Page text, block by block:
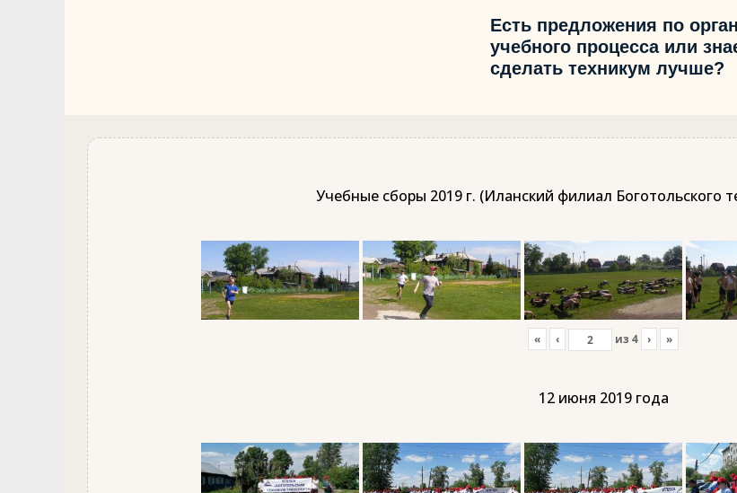
НАБОР ОБУЧАЮЩИХСЯ НА 2021-2022 УЧЕБНЫЙ ГОД
Есть предложения по
учебного процесса или
сделать техникум лучше?
Учебные сборы 2019 г. (Иланский филиал Боготольского
« ‹ из 4 › »
12 июня 2019 года